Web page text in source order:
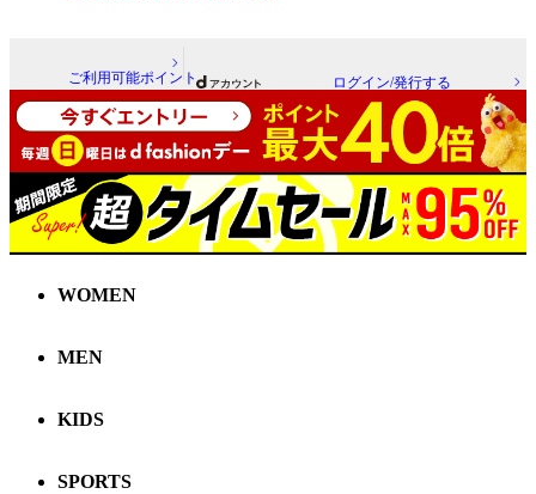
ご利用可能ポイント ログイン/発行する
WOMEN
MEN
KIDS
SPORTS